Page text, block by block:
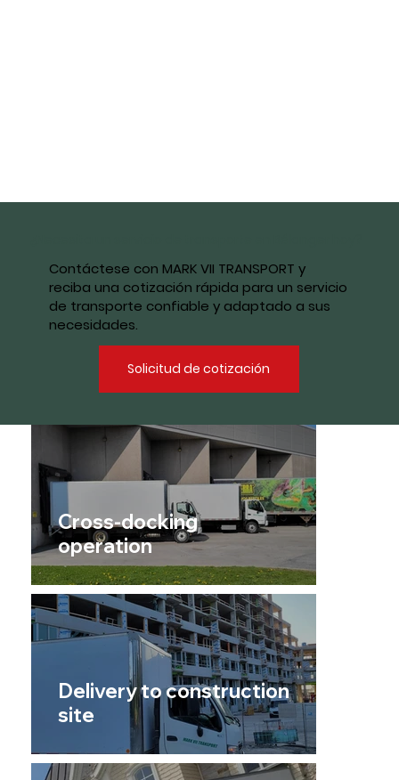
Contáctese con MARK VII TRANSPORT y
reciba una cotización rápida para un servicio
de transporte confiable y adaptado a sus
necesidades.
Solicitud de cotización
Cross-docking
operation
Delivery to construction
site